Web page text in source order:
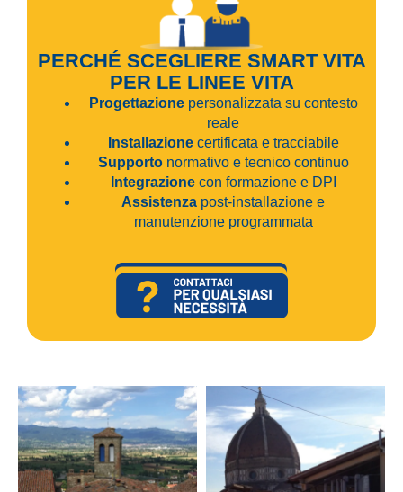
PERCHÉ SCEGLIERE SMART VITA
PER LE LINEE VITA
Progettazionepersonalizzata su contesto
reale
Installazionecertificata e tracciabile
Supportonormativo e tecnico continuo
Integrazionecon formazione e DPI
Assistenza post-installazione e
manutenzione programmata